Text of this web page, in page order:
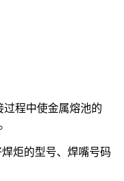
过程中使金属熔池的
炬的型号、焊嘴号码